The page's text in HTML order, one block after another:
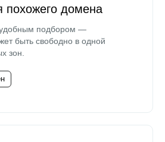
похожего домена
удобным подбором —
быть свободно в одной
зон.